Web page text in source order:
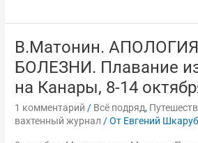
В.Матонин.
БОЛЕЗНИ. Плавание
на Канары, 8-14
1 комментарий / Всё подряд,
вахтенный журнал / От Евгений
В.Матонин.
АПОЛОГИЯ
МОРСКОЙ
БОЛЕЗНИ.
Плавание
из